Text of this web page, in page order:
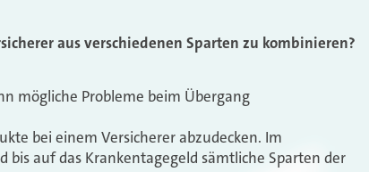
aus verschiedenen Sparten zu kombinieren?
mögliche Probleme beim Übergang
bei einem Versicherer abzudecken. Im
bis auf das Krankentagegeld sämtliche Sparten der